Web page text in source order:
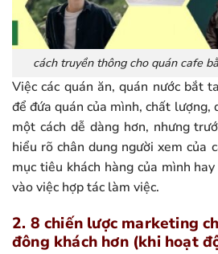
cách truyền thông cho quán cafe
Việc các quán ăn, quán nước bắt
để đứa quán của mình, chất lượng,
một cách dễ dàng hơn, nhưng
hiểu rõ chân dung người xem của
mục tiêu khách hàng của mình
vào việc hợp tác làm việc.
2. 8 chiến lược marketing
đông khách hơn (khi hoạt